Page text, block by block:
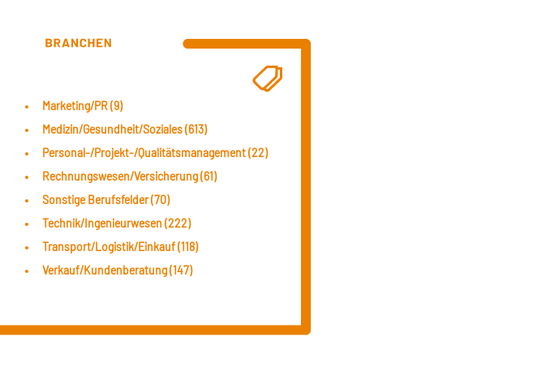
Marketing/PR (9)
Medizin/Gesundheit/Soziales (613)
Personal-/Projekt-/Qualitätsmanagement (22)
Rechnungswesen/Versicherung (61)
Sonstige Berufsfelder (70)
Technik/Ingenieurwesen (222)
Transport/Logistik/Einkauf (118)
Verkauf/Kundenberatung (147)